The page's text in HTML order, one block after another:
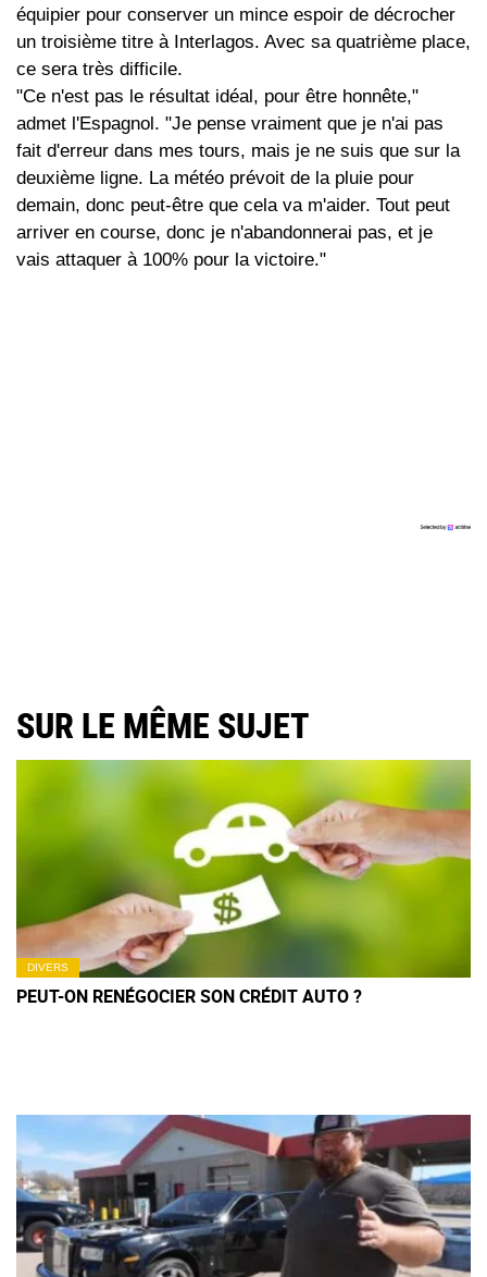
équipier pour conserver un mince espoir de décrocher
un troisième titre à Interlagos. Avec sa quatrième place,
ce sera très difficile.
"Ce n'est pas le résultat idéal, pour être honnête,"
admet l'Espagnol. "Je pense vraiment que je n'ai pas
fait d'erreur dans mes tours, mais je ne suis que sur la
deuxième ligne. La météo prévoit de la pluie pour
demain, donc peut-être que cela va m'aider. Tout peut
arriver en course, donc je n'abandonnerai pas, et je
vais attaquer à 100% pour la victoire."
SUR LE MÊME SUJET
DIVERS
PEUT-ON RENÉGOCIER SON CRÉDIT AUTO ?